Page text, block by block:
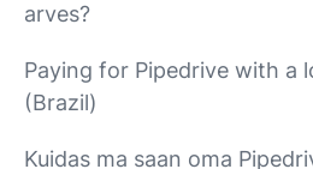
arves?
Paying for Pipedrive with a
(Brazil)
Kuidas ma saan oma